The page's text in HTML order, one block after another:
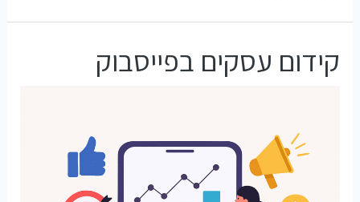
קידום עסקים בפייסבוק